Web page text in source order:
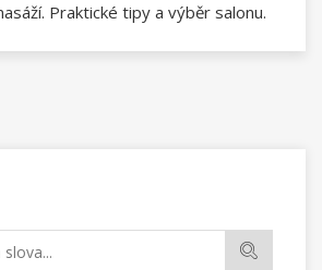
Praktické tipy a výběr salonu.